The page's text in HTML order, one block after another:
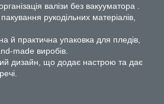
валізи без вакууматора .
рукодільних матеріалів,
й практична упаковка для пледів,
made виробів.
дизайн, що додає настрою та дає